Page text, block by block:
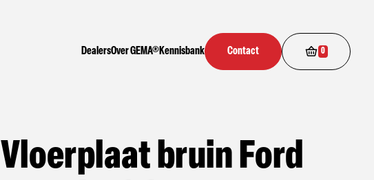
DealersOver GEMA®Kennisbank Contact 0
Vloerplaat bruin Ford